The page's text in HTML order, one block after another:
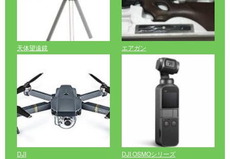
天体望遠鏡 エアガン
DJI DJI OSMOシリーズ